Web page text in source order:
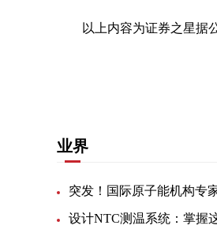
以上内容为证券之星据
业界
突发！国际原子能机构专
设计NTC测温系统：掌握